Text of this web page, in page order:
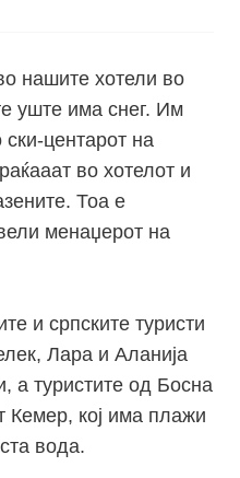
нашите хотели во
уште има снег. Им
центарот на
во хотелот и
Тоа е
менаџерот на
и српските туристи
Лара и Аланија
а туристите од Босна
Кемер, кој има плажи
вода.